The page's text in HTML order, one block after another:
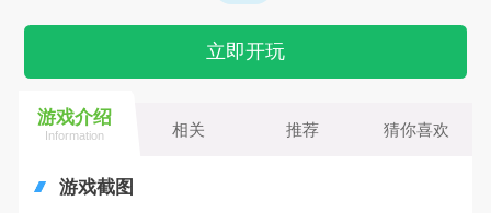
立即开玩
游戏介绍
Information 相关 推荐 猜你喜欢
游戏截图